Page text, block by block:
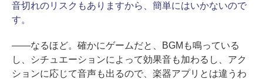
音切れのリスクもありますから、簡単にはいかないので
す。
――なるほど。確かにゲームだと、BGMも鳴っている
し、シチュエーションによって効果音も加わるし、アク
ションに応じて音声も出るので、楽器アプリとは違うわ